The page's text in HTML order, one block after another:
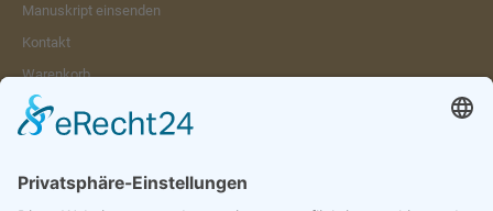
Manuskript einsenden
Kontakt
Warenkorb
Konto
Merkzettel